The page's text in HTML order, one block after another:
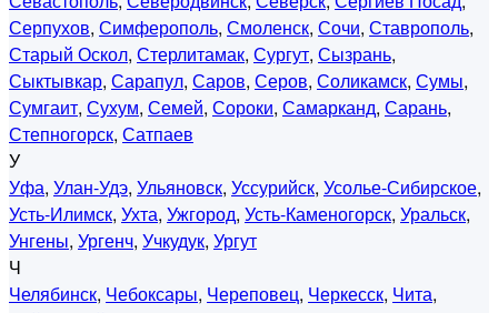
Серпухов, Симферополь, Смоленск, Сочи, Ставрополь,
Старый Оскол, Стерлитамак, Сургут, Сызрань,
Сыктывкар, Сарапул, Саров, Серов, Соликамск, Сумы,
Сумгаит, Сухум, Семей, Сороки, Самарканд, Сарань,
Степногорск, Сатпаев
У
Уфа, Улан-Удэ, Ульяновск, Уссурийск, Усолье-Сибирское,
Усть-Илимск, Ухта, Ужгород, Усть-Каменогорск, Уральск,
Унгены, Ургенч, Учкудук, Ургут
Ч
Челябинск, Чебоксары, Череповец, Черкесск, Чита,